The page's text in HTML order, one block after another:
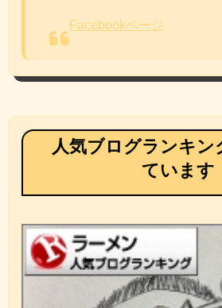
Facebookページ
人気ブログランキン
ています